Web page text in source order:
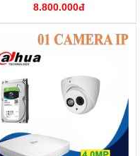
8.800.000đ